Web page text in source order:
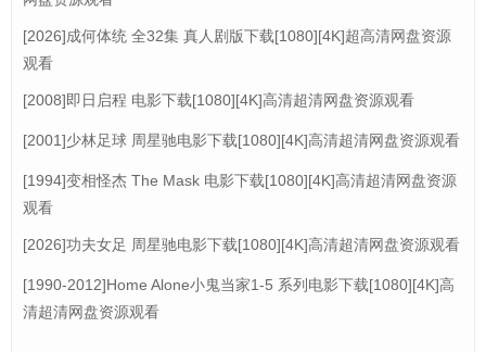
[2026]成何体统 全32集 真人剧版下载[1080][4K]超高清网盘资源
观看
[2008]即日启程 电影下载[1080][4K]高清超清网盘资源观看
[2001]少林足球 周星驰电影下载[1080][4K]高清超清网盘资源观看
[1994]变相怪杰 The Mask 电影下载[1080][4K]高清超清网盘资源
观看
[2026]功夫女足 周星驰电影下载[1080][4K]高清超清网盘资源观看
[1990-2012]Home Alone小鬼当家1-5 系列电影下载[1080][4K]高
清超清网盘资源观看